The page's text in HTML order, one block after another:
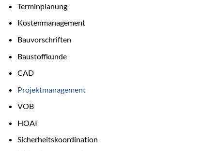
Terminplanung
Kostenmanagement
Bauvorschriften
Baustoffkunde
CAD
Projektmanagement
VOB
HOAI
Sicherheitskoordination